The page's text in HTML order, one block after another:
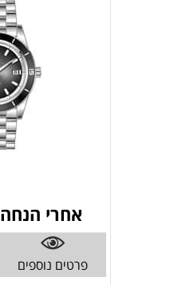
אחרי הנחה
פרטים נוספים